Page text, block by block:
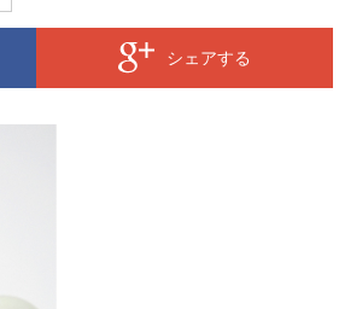
シェアする